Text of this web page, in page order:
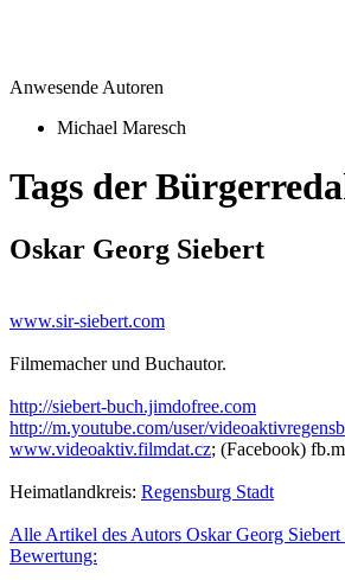
Anwesende Autoren
Michael Maresch
Tags der
Oskar Georg Siebert
www.sir-siebert.com
Filmemacher und Buchautor.
http://siebert-buch.jimdofree.com
http://m.youtube.com/user/
www.videoaktiv.filmdat.cz; (Facebook)
Heimatlandkreis: Regensburg Stadt
Alle Artikel des Autors Oskar Georg
Bewertung: